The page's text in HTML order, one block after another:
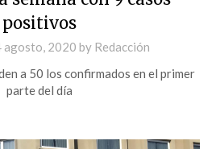
positivos
agosto, 2020 by Redacción
a 50 los confirmados en el primer
parte del día